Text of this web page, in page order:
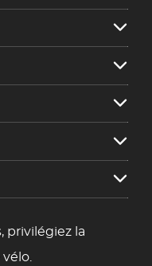
privilégiez la